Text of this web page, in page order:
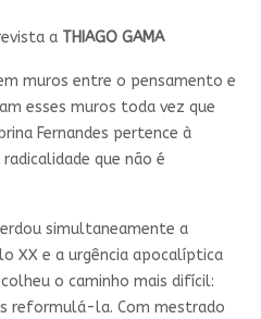
a THIAGO GAMA
muros entre o pensamento e
esses muros toda vez que
Fernandes pertence à
que não é
simultaneamente a
XX e a urgência apocalíptica
o caminho mais difícil:
reformulá-la. Com mestrado